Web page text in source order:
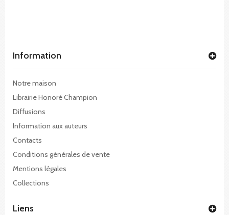
Information
Notre maison
Librairie Honoré Champion
Diffusions
Information aux auteurs
Contacts
Conditions générales de vente
Mentions légales
Collections
Liens